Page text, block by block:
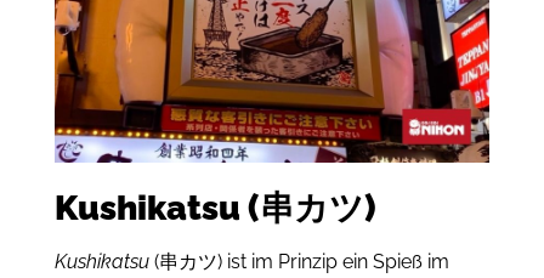
Kushikatsu (串カツ)
Kushikatsu(串カツ) ist im Prinzip ein Spieß im